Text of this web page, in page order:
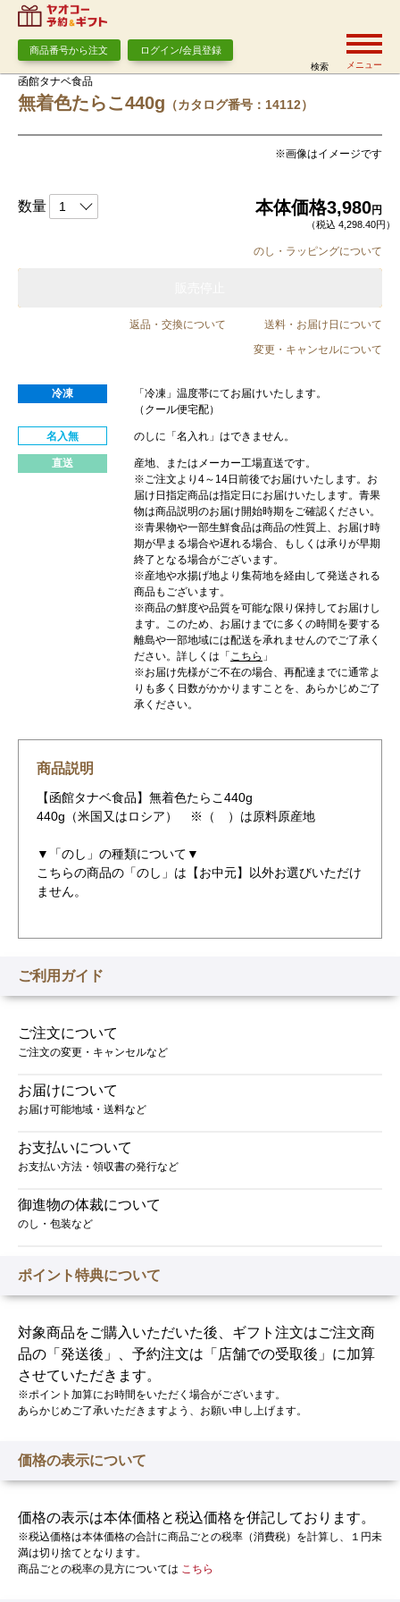
商品番号から注文 ログイン/会員登録
検索 メニュー
函館タナベ食品
無着色たらこ440g （カタログ番号：14112）
※画像はイメージです
数量 本体価格3,980円
（税込 4,298.40円）
のし・ラッピングについて
返品・交換について
送料・お届け日について
変更・キャンセルについて
冷凍
「冷凍」温度帯にてお届けいたします。
（クール便宅配）
名入無 のしに「名入れ」はできません。
直送
産地、またはメーカー工場直送です。
※ご注文より4～14日前後でお届けいたします。お
届け日指定商品は指定日にお届けいたします。青果
物は商品説明のお届け開始時期をご確認ください。
※青果物や一部生鮮食品は商品の性質上、お届け時
期が早まる場合や遅れる場合、もしくは承りが早期
終了となる場合がございます。
※産地や水揚げ地より集荷地を経由して発送される
商品もございます。
※商品の鮮度や品質を可能な限り保持してお届けし
ます。このため、お届けまでに多くの時間を要する
離島や一部地域には配送を承れませんのでご了承く
ださい。詳しくは「 こちら 」
※お届け先様がご不在の場合、再配達までに通常よ
りも多く日数がかかりますことを、あらかじめご了
承ください。
商品説明
【函館タナベ食品】無着色たらこ440g
440g（米国又はロシア） ※（ ）は原料原産地
▼「のし」の種類について▼
こちらの商品の「のし」は【お中元】以外お選びいただけ
ません。
ご利用ガイド
ご注文について
ご注文の変更・キャンセルなど
お届けについて
お届け可能地域・送料など
お支払いについて
お支払い方法・領収書の発行など
御進物の体裁について
のし・包装など
ポイント特典について
対象商品をご購入いただいた後、ギフト注文はご注文商
品の「発送後」、予約注文は「店舗での受取後」に加算
させていただきます。
※ポイント加算にお時間をいただく場合がございます。
あらかじめご了承いただきますよう、お願い申し上げます。
価格の表示について
価格の表示は本体価格と税込価格を併記しております。
※税込価格は本体価格の合計に商品ごとの税率（消費税）を計算し、１円未
満は切り捨てとなります。
商品ごとの税率の見方については こちら